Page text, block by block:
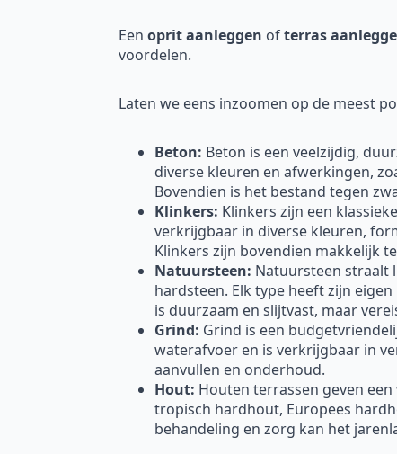
Een oprit aanleggen ofterras
voordelen.
Laten we eens inzoomen op de meest
Beton: Beton is een veelzijdig,
diverse kleuren en afwerkingen,
Bovendien is het bestand tegen
Klinkers: Klinkers zijn een
verkrijgbaar in diverse kleuren,
Klinkers zijn bovendien makkelijk
Natuursteen: Natuursteen straalt
hardsteen. Elk type heeft zijn
is duurzaam en slijtvast, maar
Grind: Grind is een
waterafvoer en is verkrijgbaar in
aanvullen en onderhoud.
Hout: Houten terrassen geven
tropisch hardhout, Europees
behandeling en zorg kan het